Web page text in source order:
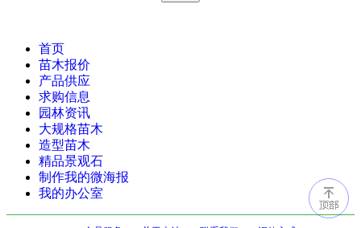
首页
苗木报价
产品供应
求购信息
园林资讯
大规格苗木
造型苗木
精品景观石
制作我的微海报
我的办公室